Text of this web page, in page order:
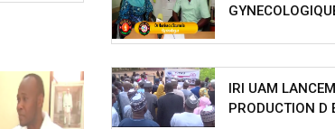
IRI UAM
PRODUCTION D